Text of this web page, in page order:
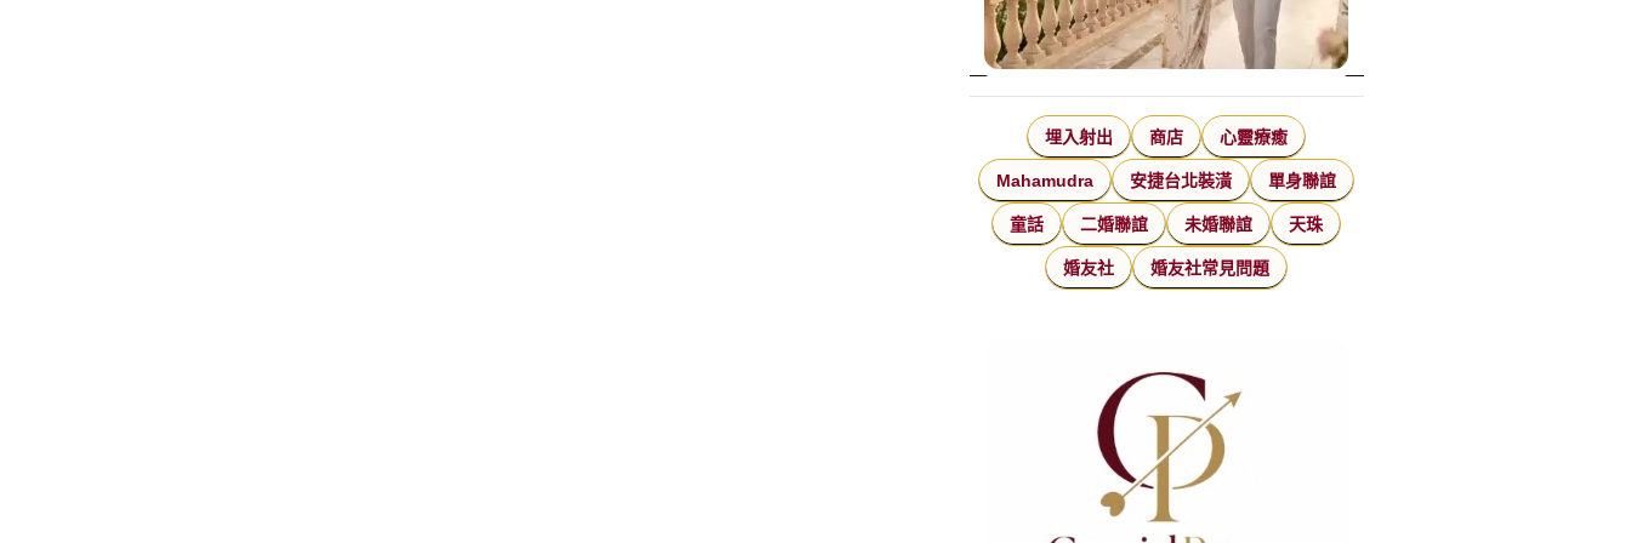
埋入射出 商店 心靈療癒
Mahamudra 安捷台北裝潢 單身聯誼
童話 二婚聯誼 未婚聯誼 天珠
婚友社 婚友社常見問題